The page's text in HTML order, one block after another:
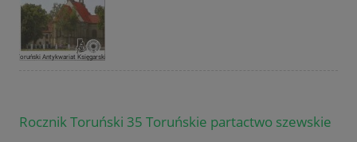
Rocznik Toruński 35 Toruńskie partactwo szewskie